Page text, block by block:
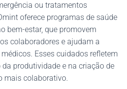
ou tratamentos
oferece programas de saúde
bem-estar, que promovem
colaboradores e ajudam a
Esses cuidados refletem
produtividade e na criação de
mais colaborativo.